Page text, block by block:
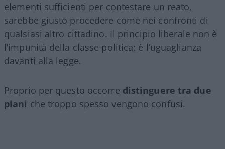
elementi sufficienti per contestare un reato,
sarebbe giusto procedere come nei confronti di
qualsiasi altro cittadino. Il principio liberale non è
l’impunità della classe politica; è l’uguaglianza
davanti alla legge.
Proprio per questo occorre distinguere tra due
piani che troppo spesso vengono confusi.